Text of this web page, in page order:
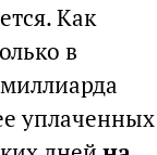
Как
в
уплаченных